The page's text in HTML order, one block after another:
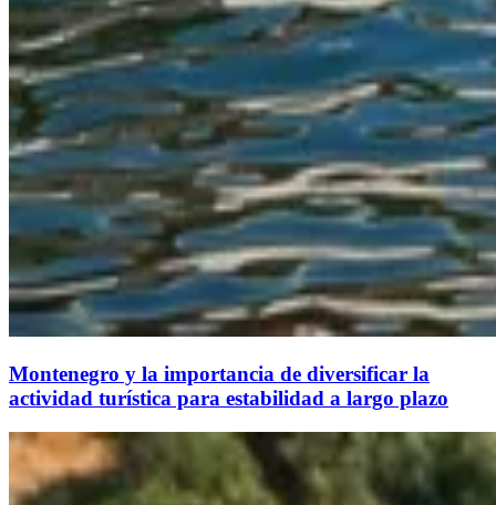
Montenegro y la importancia de diversificar la
actividad turística para estabilidad a largo plazo